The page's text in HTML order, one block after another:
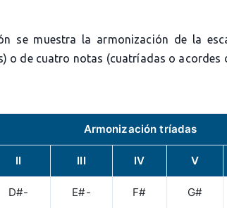
se muestra la armonización de la
o de cuatro notas (cuatríadas o acordes
Armonización tríadas
II III IV V
D#- E#- F# G#